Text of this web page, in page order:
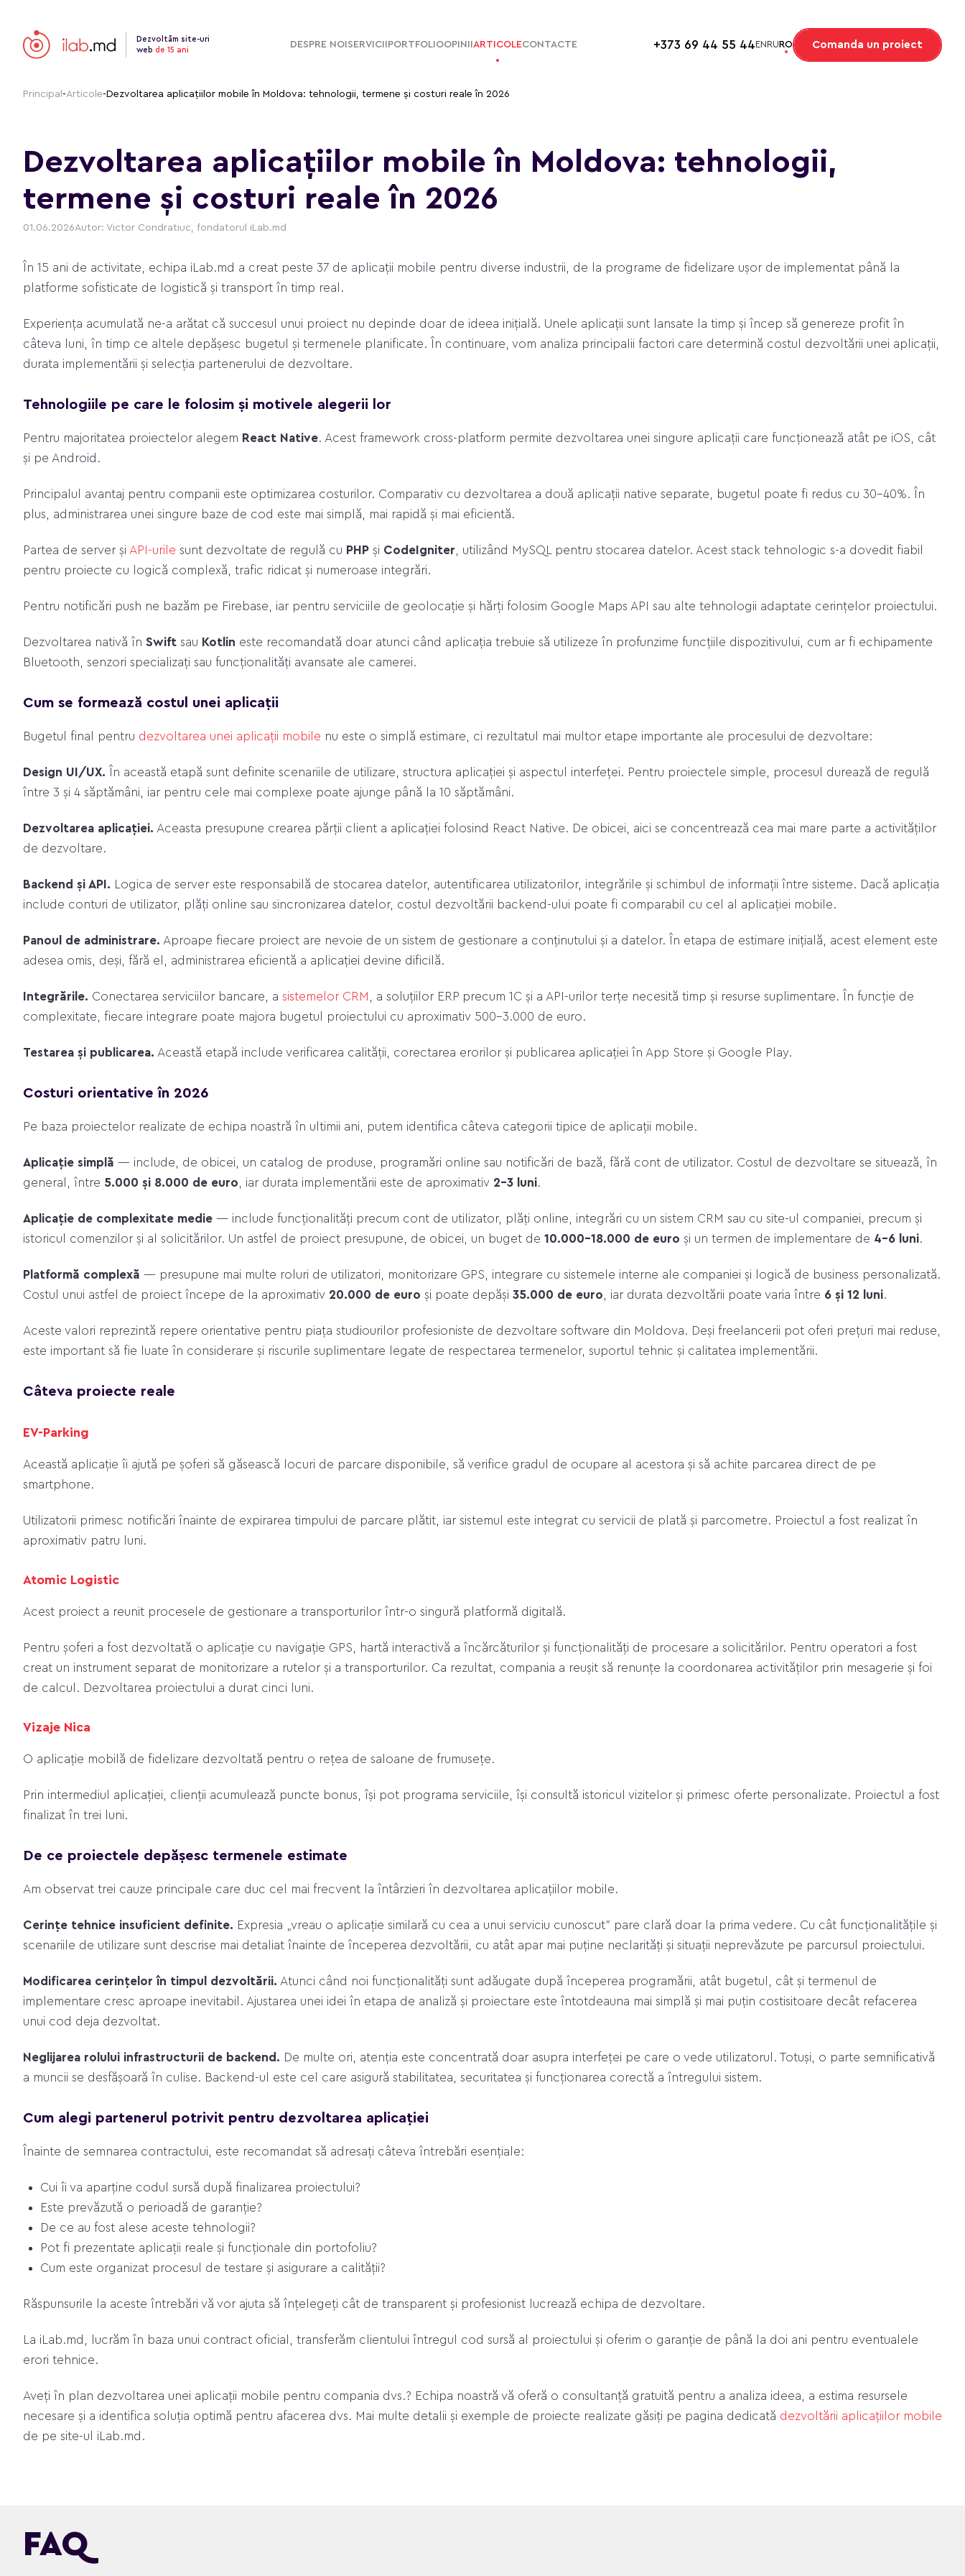
Dezvoltăm site-uri
web de 15 ani
DESPRE NOISERVICIIPORTFOLIOOPINIIARTICOLECONTACTE +373 69 44 55 44ENRURO Comanda un proiect
Principal -Articole- Dezvoltarea aplicațiilor mobile în Moldova: tehnologii, termene și costuri reale în 2026
Dezvoltarea aplicațiilor mobile în Moldova: tehnologii,
termene și costuri reale în 2026
01.06.2026Autor: Victor Condratiuc, fondatorul iLab.md
În 15 ani de activitate, echipa iLab.md a creat peste 37 de aplicații mobile pentru diverse industrii, de la programe de fidelizare ușor de implementat până la
platforme sofisticate de logistică și transport în timp real.
Experiența acumulată ne-a arătat că succesul unui proiect nu depinde doar de ideea inițială. Unele aplicații sunt lansate la timp și încep să genereze profit în
câteva luni, în timp ce altele depășesc bugetul și termenele planificate. În continuare, vom analiza principalii factori care determină costul dezvoltării unei aplicații,
durata implementării și selecția partenerului de dezvoltare.
Tehnologiile pe care le folosim și motivele alegerii lor
Pentru majoritatea proiectelor alegem React Native. Acest framework cross-platform permite dezvoltarea unei singure aplicații care funcționează atât pe iOS, cât
și pe Android.
Principalul avantaj pentru companii este optimizarea costurilor. Comparativ cu dezvoltarea a două aplicații native separate, bugetul poate fi redus cu 30–40%. În
plus, administrarea unei singure baze de cod este mai simplă, mai rapidă și mai eficientă.
Partea de server și API-urile sunt dezvoltate de regulă cu PHP și CodeIgniter , utilizând MySQL pentru stocarea datelor. Acest stack tehnologic s-a dovedit fiabil
pentru proiecte cu logică complexă, trafic ridicat și numeroase integrări.
Pentru notificări push ne bazăm pe Firebase, iar pentru serviciile de geolocație și hărți folosim Google Maps API sau alte tehnologii adaptate cerințelor proiectului.
Dezvoltarea nativă în Swift sau Kotlin este recomandată doar atunci când aplicația trebuie să utilizeze în profunzime funcțiile dispozitivului, cum ar fi echipamente
Bluetooth, senzori specializați sau funcționalități avansate ale camerei.
Cum se formează costul unei aplicații
Bugetul final pentru dezvoltarea unei aplicații mobile nu este o simplă estimare, ci rezultatul mai multor etape importante ale procesului de dezvoltare:
Design UI/UX. În această etapă sunt definite scenariile de utilizare, structura aplicației și aspectul interfeței. Pentru proiectele simple, procesul durează de regulă
între 3 și 4 săptămâni, iar pentru cele mai complexe poate ajunge până la 10 săptămâni.
Dezvoltarea aplicației. Aceasta presupune crearea părții client a aplicației folosind React Native. De obicei, aici se concentrează cea mai mare parte a activităților
de dezvoltare.
Backend și API. Logica de server este responsabilă de stocarea datelor, autentificarea utilizatorilor, integrările și schimbul de informații între sisteme. Dacă aplicația
include conturi de utilizator, plăți online sau sincronizarea datelor, costul dezvoltării backend-ului poate fi comparabil cu cel al aplicației mobile.
Panoul de administrare. Aproape fiecare proiect are nevoie de un sistem de gestionare a conținutului și a datelor. În etapa de estimare inițială, acest element este
adesea omis, deși, fără el, administrarea eficientă a aplicației devine dificilă.
Integrările. Conectarea serviciilor bancare, a sistemelor CRM
, a soluțiilor ERP precum 1C și a API-urilor terțe necesită timp și resurse suplimentare. În funcție de
complexitate, fiecare integrare poate majora bugetul proiectului cu aproximativ 500–3.000 de euro.
Testarea și publicarea. Această etapă include verificarea calității, corectarea erorilor și publicarea aplicației în App Store și Google Play.
Costuri orientative în 2026
Pe baza proiectelor realizate de echipa noastră în ultimii ani, putem identifica câteva categorii tipice de aplicații mobile.
Aplicație simplă — include, de obicei, un catalog de produse, programări online sau notificări de bază, fără cont de utilizator. Costul de dezvoltare se situează, în
general, între 5.000 și 8.000 de euro , iar durata implementării este de aproximativ 2–3 luni.
Aplicație de complexitate medie — include funcționalități precum cont de utilizator, plăți online, integrări cu un sistem CRM sau cu site-ul companiei, precum și
istoricul comenzilor și al solicitărilor. Un astfel de proiect presupune, de obicei, un buget de 10.000–18.000 de euro și un termen de implementare de 4–6 luni.
Platformă complexă — presupune mai multe roluri de utilizatori, monitorizare GPS, integrare cu sistemele interne ale companiei și logică de business personalizată.
Costul unui astfel de proiect începe de la aproximativ 20.000 de euro și poate depăși 35.000 de euro , iar durata dezvoltării poate varia între 6 și 12 luni.
Aceste valori reprezintă repere orientative pentru piața studiourilor profesioniste de dezvoltare software din Moldova. Deși freelancerii pot oferi prețuri mai reduse,
este important să fie luate în considerare și riscurile suplimentare legate de respectarea termenelor, suportul tehnic și calitatea implementării.
Câteva proiecte reale
EV-Parking
Această aplicație îi ajută pe șoferi să găsească locuri de parcare disponibile, să verifice gradul de ocupare al acestora și să achite parcarea direct de pe
smartphone.
Utilizatorii primesc notificări înainte de expirarea timpului de parcare plătit, iar sistemul este integrat cu servicii de plată și parcometre. Proiectul a fost realizat în
aproximativ patru luni.
Atomic Logistic
Acest proiect a reunit procesele de gestionare a transporturilor într-o singură platformă digitală.
Pentru șoferi a fost dezvoltată o aplicație cu navigație GPS, hartă interactivă a încărcăturilor și funcționalități de procesare a solicitărilor. Pentru operatori a fost
creat un instrument separat de monitorizare a rutelor și a transporturilor. Ca rezultat, compania a reușit să renunțe la coordonarea activităților prin mesagerie și foi
de calcul. Dezvoltarea proiectului a durat cinci luni.
Vizaje Nica
O aplicație mobilă de fidelizare dezvoltată pentru o rețea de saloane de frumusețe.
Prin intermediul aplicației, clienții acumulează puncte bonus, își pot programa serviciile, își consultă istoricul vizitelor și primesc oferte personalizate. Proiectul a fost
finalizat în trei luni.
De ce proiectele depășesc termenele estimate
Am observat trei cauze principale care duc cel mai frecvent la întârzieri în dezvoltarea aplicațiilor mobile.
Cerințe tehnice insuficient definite. Expresia „vreau o aplicație similară cu cea a unui serviciu cunoscut" pare clară doar la prima vedere. Cu cât funcționalitățile și
scenariile de utilizare sunt descrise mai detaliat înainte de începerea dezvoltării, cu atât apar mai puține neclarități și situații neprevăzute pe parcursul proiectului.
Modificarea cerințelor în timpul dezvoltării. Atunci când noi funcționalități sunt adăugate după începerea programării, atât bugetul, cât și termenul de
implementare cresc aproape inevitabil. Ajustarea unei idei în etapa de analiză și proiectare este întotdeauna mai simplă și mai puțin costisitoare decât refacerea
unui cod deja dezvoltat.
Neglijarea rolului infrastructurii de backend. De multe ori, atenția este concentrată doar asupra interfeței pe care o vede utilizatorul. Totuși, o parte semnificativă
a muncii se desfășoară în culise. Backend-ul este cel care asigură stabilitatea, securitatea și funcționarea corectă a întregului sistem.
Cum alegi partenerul potrivit pentru dezvoltarea aplicației
Înainte de semnarea contractului, este recomandat să adresați câteva întrebări esențiale:
Cui îi va aparține codul sursă după finalizarea proiectului?
Este prevăzută o perioadă de garanție?
De ce au fost alese aceste tehnologii?
Pot fi prezentate aplicații reale și funcționale din portofoliu?
Cum este organizat procesul de testare și asigurare a calității?
Răspunsurile la aceste întrebări vă vor ajuta să înțelegeți cât de transparent și profesionist lucrează echipa de dezvoltare.
La iLab.md, lucrăm în baza unui contract oficial, transferăm clientului întregul cod sursă al proiectului și oferim o garanție de până la doi ani pentru eventualele
erori tehnice.
Aveți în plan dezvoltarea unei aplicații mobile pentru compania dvs.? Echipa noastră vă oferă o consultanță gratuită pentru a analiza ideea, a estima resursele
necesare și a identifica soluția optimă pentru afacerea dvs. Mai multe detalii și exemple de proiecte realizate găsiți pe pagina dedicată dezvoltării aplicațiilor mobile
de pe site-ul iLab.md.
FAQ